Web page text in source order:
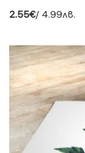
2.55€/ 4.99лв.